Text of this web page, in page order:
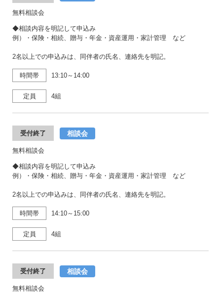
無料相談会
◆相談内容を明記して申込み
例）・保険・相続、贈与・年金・資産運用・家計管理 など
2名以上での申込みは、同伴者の氏名、連絡先を明記。
時間帯 13:10～14:00
定員 4組
受付終了 相談会
無料相談会
◆相談内容を明記して申込み
例）・保険・相続、贈与・年金・資産運用・家計管理 など
2名以上での申込みは、同伴者の氏名、連絡先を明記。
時間帯 14:10～15:00
定員 4組
受付終了 相談会
無料相談会